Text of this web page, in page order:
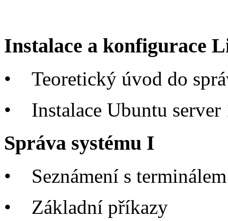
Instalace a konfigurace
•
Teoretický úvod do
•
Instalace Ubuntu server
Správa systému I
•
Seznámení s terminálem
•
Základní příkazy